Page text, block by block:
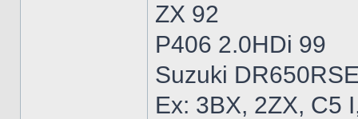
ZX 92
P406 2.0HDi 99
Suzuki
Ex: 3BX, 2ZX, C5